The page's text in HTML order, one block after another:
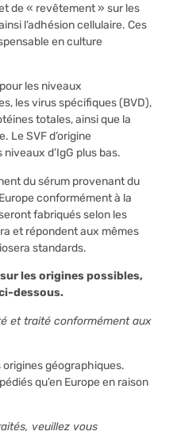
de « revêtement » sur les
l’adhésion cellulaire. Ces
en culture
les niveaux
les virus spécifiques (BVD),
totales, ainsi que la
Le SVF d’origine
d’IgG plus bas.
du sérum provenant du
conformément à la
fabriqués selon les
et répondent aux mêmes
standards.
les origines possibles,
dessous.
et traité conformément aux
géographiques.
qu’en Europe en raison
veuillez vous